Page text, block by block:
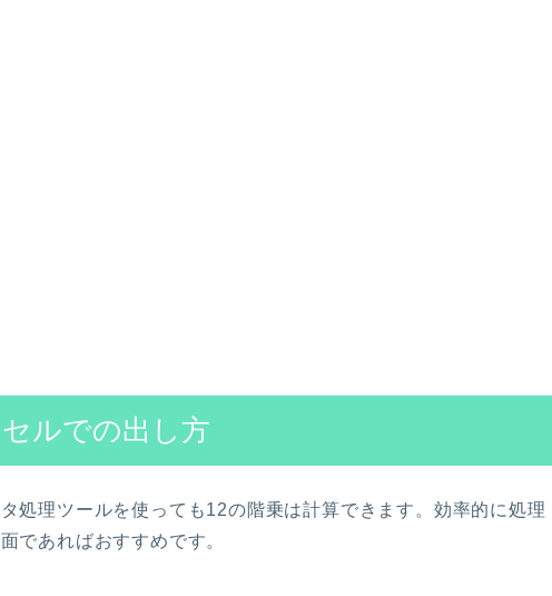
ルでの出し方
処理ツールを使っても12の階乗は計算できます。効率的に処理
であればおすすめです。